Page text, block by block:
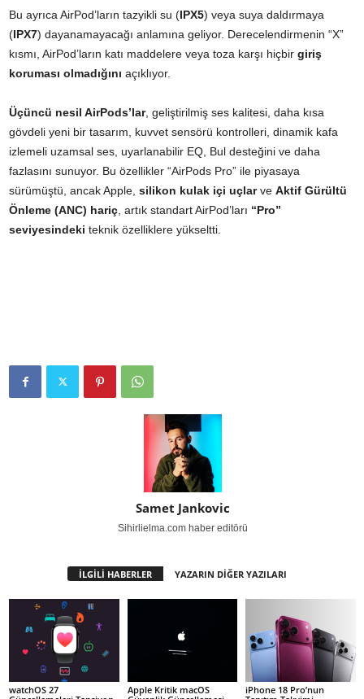
Bu ayrıca AirPod’ların tazyikli su (IPX5) veya suya daldırmaya
(IPX7) dayanamayacağı anlamına geliyor. Derecelendirmenin “X”
kısmı, AirPod’ların katı maddelere veya toza karşı hiçbir giriş
koruması olmadığını açıklıyor.
Üçüncü nesil AirPods’lar, geliştirilmiş ses kalitesi, daha kısa
gövdeli yeni bir tasarım, kuvvet sensörü kontrolleri, dinamik kafa
izlemeli uzamsal ses, uyarlanabilir EQ, Bul desteğini ve daha
fazlasını sunuyor. Bu özellikler “AirPods Pro” ile piyasaya
sürümüştü, ancak Apple, silikon kulak içi uçlarve Aktif Gürültü
Önleme (ANC) hariç, artık standart AirPod’ları “Pro”
seviyesindeki teknik özelliklere yükseltti.
Samet Jankovic
Sihirlielma.com haber editörü
İLGİLİ HABERLER YAZARIN DİĞER YAZILARI
watchOS 27
Apple Kritik macOS
iPhone 18 Pro’nun